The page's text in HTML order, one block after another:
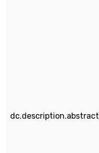
dc.description.abstract